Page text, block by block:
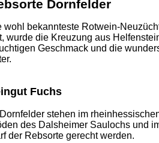
Dornfelder
wohl bekannteste Rotwein-
wurde die Kreuzung aus
Geschmack und die
Fuchs
stehen im
des Dalsheimer Saulochs und
der Rebsorte gerecht werden.